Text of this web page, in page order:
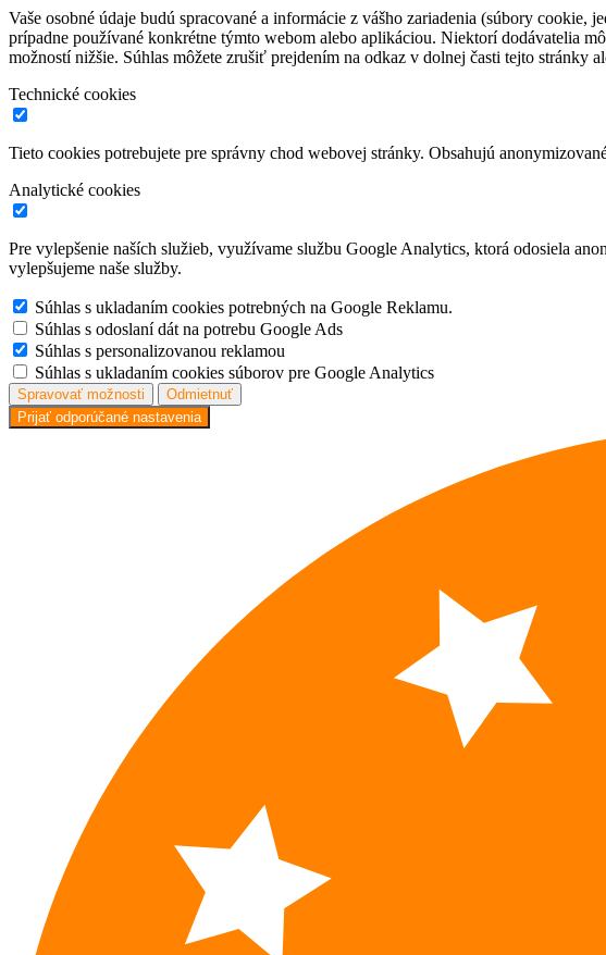
Vaše osobné údaje budú spracované a informácie z vášho zariadenia (súbory
prípadne používané konkrétne týmto webom alebo aplikáciou. Niektorí dodávatelia
možností nižšie. Súhlas môžete zrušiť prejdením na odkaz v dolnej časti tejto stránky
Technické cookies
Tieto cookies potrebujete pre správny chod webovej stránky. Obsahujú
Analytické cookies
Pre vylepšenie naších služieb, využívame službu Google Analytics, ktorá odosiela
vylepšujeme naše služby.
Súhlas s ukladaním cookies potrebných na Google Reklamu.
Súhlas s odoslaní dát na potrebu Google Ads
Súhlas s personalizovanou reklamou
Súhlas s ukladaním cookies súborov pre Google Analytics
Spravovať možnosti
Odmietnuť
Prijať odporúčané nastavenia